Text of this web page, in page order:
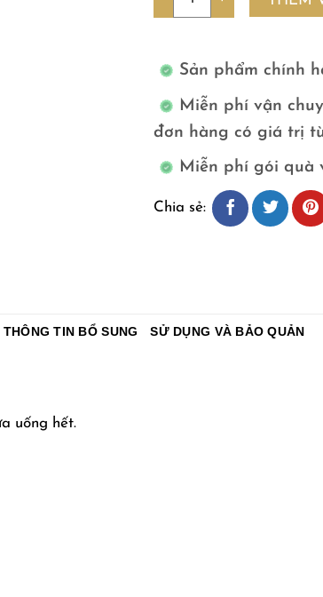
Sản phẩm chính
Miễn phí vận
đơn hàng có giá trị
Miễn phí gói quà
Chia sẻ:
THÔNG TIN BỔ SUNG SỬ DỤNG VÀ BẢO QUẢN
uống hết.